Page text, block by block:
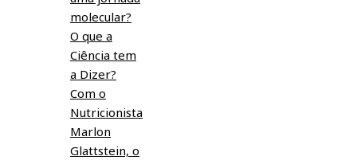
molecular?
O que a
Ciência tem
a Dizer?
Com o
Nutricionista
Marlon
Glattstein, o